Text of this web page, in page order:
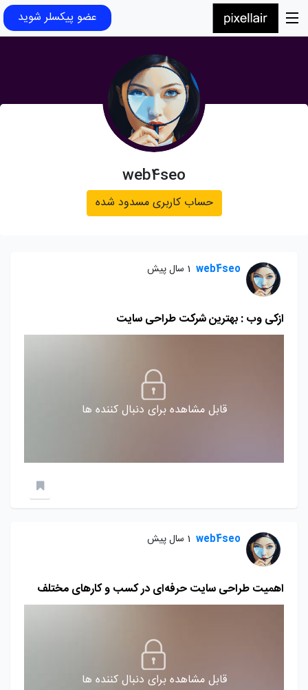
عضو پیکسلر شوید
web4seo
حساب کاربری مسدود شده
web4seo 1 سال پیش
ازکی وب : بهترین شرکت طراحی سایت
قابل مشاهده برای دنبال کننده ها
web4seo 1 سال پیش
اهمیت طراحی سایت حرفه‌ای در کسب و کارهای مختلف
قابل مشاهده برای دنبال کننده ها